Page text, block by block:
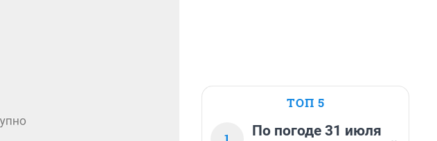
ТОП 5
По погоде 31 июля